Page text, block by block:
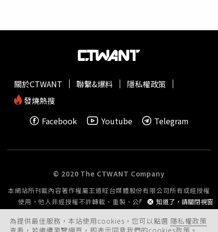
育處全面清查驗收紀錄，確認新竹市校園營養午餐未使用衛
誤資訊造成家長恐慌。高虹安表示，市府自5月27日接獲台
南市政府通報後，即於6月3日會同食藥署前往業者工廠抽驗
偵辦，早於6月初即完成處置，絕無外界所稱「蓋牌七週」
情形，且為重建民眾信心，市府自16日至27日已擴大抽驗
布結果。教育處長林立生補充，竹市校園營養午餐皆具備
測。產發處長嚴翊琦表示，已邀集米粉同業公會座談，未來
將建置「新竹米（炊）粉專區」公開檢驗資訊，並協助業者
建立自主管理機制。市府最後強調，將透過司法調查與科學
檢驗雙軌並行釐清責任，同時全力輔導優質在地產業重建消
費者信心。
為提供最佳服務，本站使用cookies，您可以點選 隱私權政策
查看，若繼續瀏覽網頁，即表示同意我們的cookies政策。
知道了，請關閉視窗
關於CTWANT 聯繫&爆料
隱私權政策
發燒熱搜
Facebook
Youtube Telegram
© 2020 The CTWANT Company
本網站所刊載內容著作權屬王道旺台媒體股份有限公司所有或經授權
使用，他人非經授權不許轉載、重製、公開播送或公開傳輸。